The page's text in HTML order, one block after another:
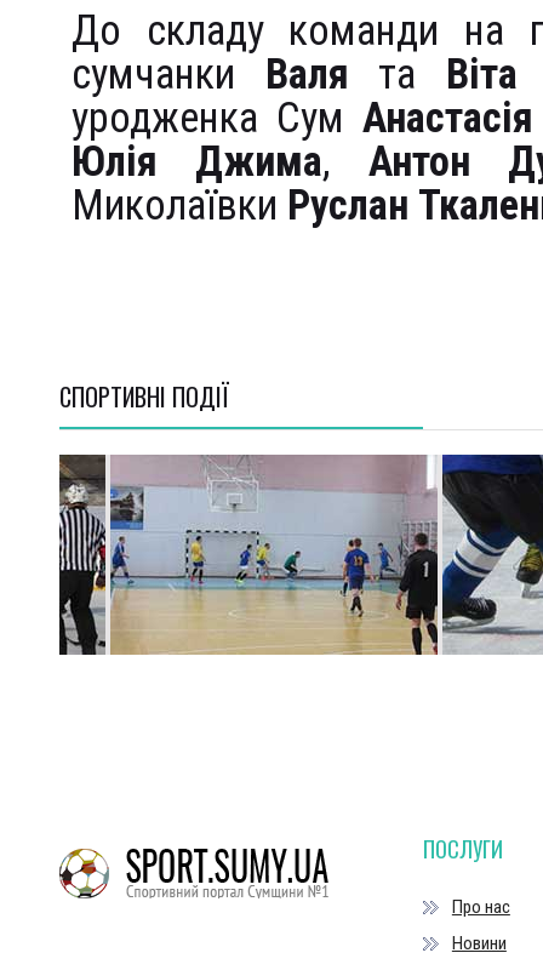
До складу команди на
сумчанки Валя та
уродженка Сум
Юлія Джима, Антон
Миколаївки Руслан
СПОРТИВНI ПОДІЇ
ПОСЛУГИ
Про нас
Новини